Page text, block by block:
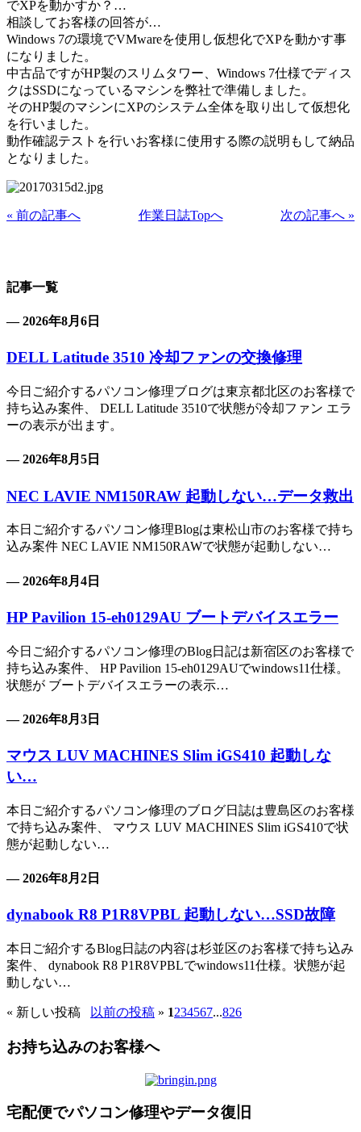
でXPを動かすか？…
相談してお客様の回答が…
Windows 7の環境でVMwareを使用し仮想化でXPを動かす事
になりました。
中古品ですがHP製のスリムタワー、Windows 7仕様でディス
クはSSDになっているマシンを弊社で準備しました。
そのHP製のマシンにXPのシステム全体を取り出して仮想化
を行いました。
動作確認テストを行いお客様に使用する際の説明もして納品
となりました。
« 前の記事へ 作業日誌Topへ 次の記事へ »
記事一覧
— 2026年8月6日
DELL Latitude 3510 冷却ファンの交換修理
今日ご紹介するパソコン修理ブログは東京都北区のお客様で
持ち込み案件、 DELL Latitude 3510で状態が冷却ファン エラ
ーの表示が出ます。
— 2026年8月5日
NEC LAVIE NM150RAW 起動しない…データ救出
本日ご紹介するパソコン修理Blogは東松山市のお客様で持ち
込み案件 NEC LAVIE NM150RAWで状態が起動しない…
— 2026年8月4日
HP Pavilion 15-eh0129AU ブートデバイスエラー
今日ご紹介するパソコン修理のBlog日記は新宿区のお客様で
持ち込み案件、 HP Pavilion 15-eh0129AUでwindows11仕様。
状態が ブートデバイスエラーの表示…
— 2026年8月3日
マウス LUV MACHINES Slim iGS410 起動しな
い…
本日ご紹介するパソコン修理のブログ日誌は豊島区のお客様
で持ち込み案件、 マウス LUV MACHINES Slim iGS410で状
態が起動しない…
— 2026年8月2日
dynabook R8 P1R8VPBL 起動しない…SSD故障
本日ご紹介するBlog日誌の内容は杉並区のお客様で持ち込み
案件、 dynabook R8 P1R8VPBLでwindows11仕様。状態が起
動しない…
« 新しい投稿 以前の投稿 » 1234567...826
お持ち込みのお客様へ
宅配便でパソコン修理やデータ復旧